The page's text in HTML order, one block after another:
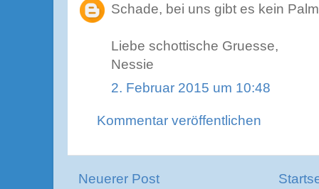
Schade, bei uns gibt es kein
Liebe schottische Gruesse,
Nessie
2. Februar 2015 um 10:48
Kommentar veröffentlichen
Neuerer Post